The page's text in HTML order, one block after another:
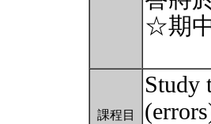
☆期
課程目
Study